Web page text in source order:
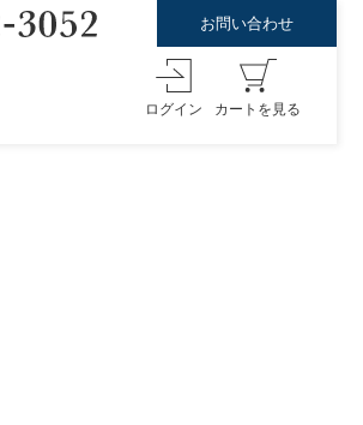
お問い合わせ
ログイン カートを見る